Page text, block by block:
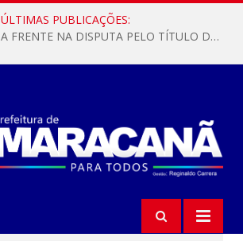
ÚLTIMAS PUBLICAÇÕES:
MARACANÃ SAI NA FRENTE NA DISPUTA PELO TÍTULO DA COPA PARÁ SUB-17!